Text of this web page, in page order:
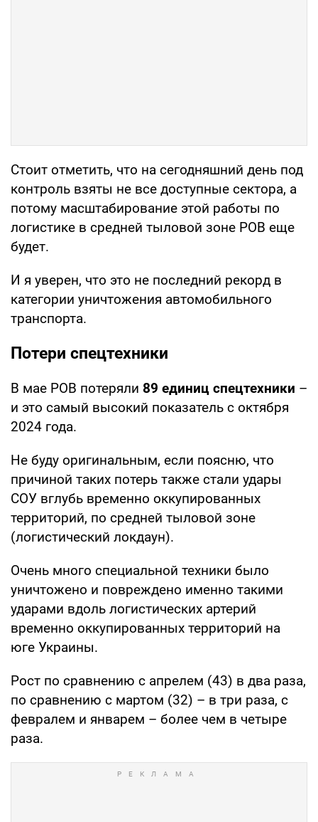
Стоит отметить, что на сегодняшний день под
контроль взяты не все доступные сектора, а
потому масштабирование этой работы по
логистике в средней тыловой зоне РОВ еще
будет.
И я уверен, что это не последний рекорд в
категории уничтожения автомобильного
транспорта.
Потери спецтехники
В мае РОВ потеряли 89 единиц спецтехники –
и это самый высокий показатель с октября
2024 года.
Не буду оригинальным, если поясню, что
причиной таких потерь также стали удары
СОУ вглубь временно оккупированных
территорий, по средней тыловой зоне
(логистический локдаун).
Очень много специальной техники было
уничтожено и повреждено именно такими
ударами вдоль логистических артерий
временно оккупированных территорий на
юге Украины.
Рост по сравнению с апрелем (43) в два раза,
по сравнению с мартом (32) – в три раза, с
февралем и январем – более чем в четыре
раза.